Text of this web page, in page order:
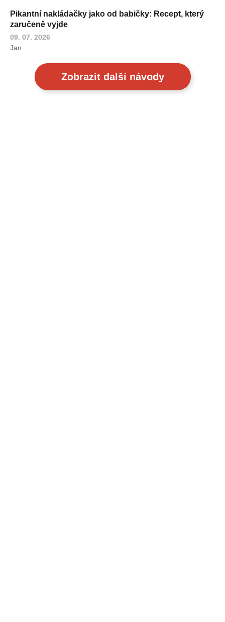
Pikantní nakládačky jako od babičky: Recept, který
zaručeně vyjde
09. 07. 2026
Jan
Zobrazit další návody